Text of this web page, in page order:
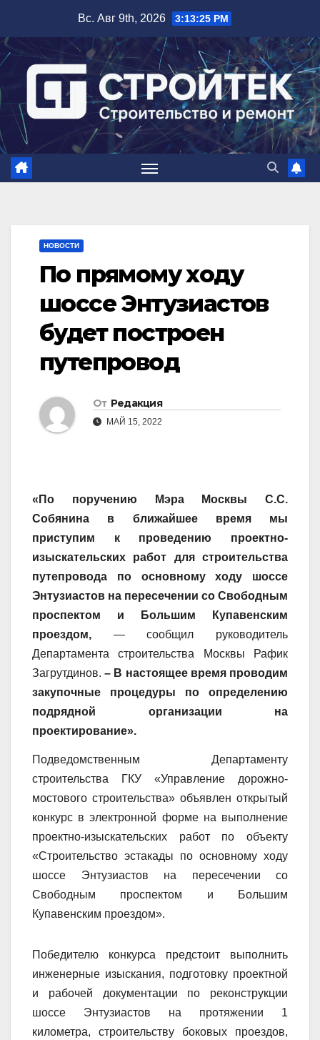
содержимому
Вс. Авг 9th, 2026 3:13:26 PM
НОВОСТИ
По прямому ходу
шоссе Энтузиастов
будет построен
путепровод
От Редакция
МАЙ 15, 2022
«По поручению Мэра Москвы С.С.
Собянина в ближайшее время мы
приступим к проведению проектно-
изыскательских работ для строительства
путепровода по основному ходу шоссе
Энтузиастов на пересечении со Свободным
проспектом и Большим Купавенским
проездом, — сообщил руководитель
Департамента строительства Москвы Рафик
Загрутдинов.– В настоящее время проводим
закупочные процедуры по определению
подрядной организации на
проектирование».
Подведомственным Департаменту
строительства ГКУ «Управление дорожно-
мостового строительства» объявлен открытый
конкурс в электронной форме на выполнение
проектно-изыскательских работ по объекту
«Строительство эстакады по основному ходу
шоссе Энтузиастов на пересечении со
Свободным проспектом и Большим
Купавенским проездом».
Победителю конкурса предстоит выполнить
инженерные изыскания, подготовку проектной
и рабочей документации по реконструкции
шоссе Энтузиастов на протяжении 1
километра, строительству боковых проездов,